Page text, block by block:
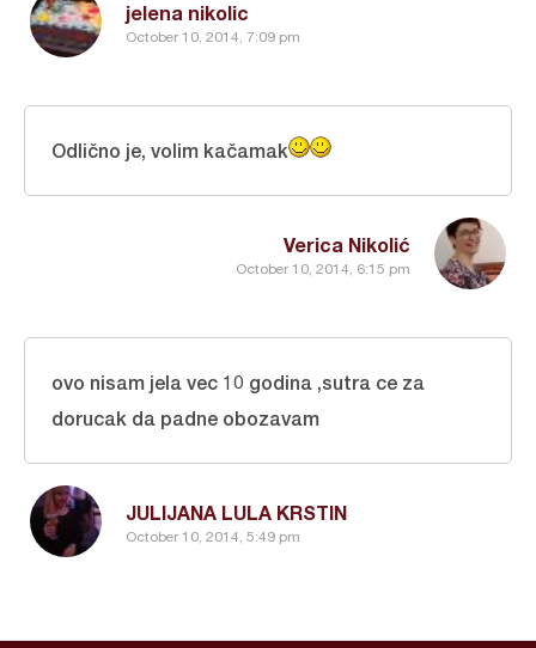
jelena nikolic
October 10, 2014, 7:09 pm
Verica Nikolić
October 10, 2014, 6:15 pm
Odlično je, volim kačamak
JULIJANA LULA KRSTIN
October 10, 2014, 5:49 pm
ovo nisam jela vec 10 godina ,sutra ce za
dorucak da padne obozavam